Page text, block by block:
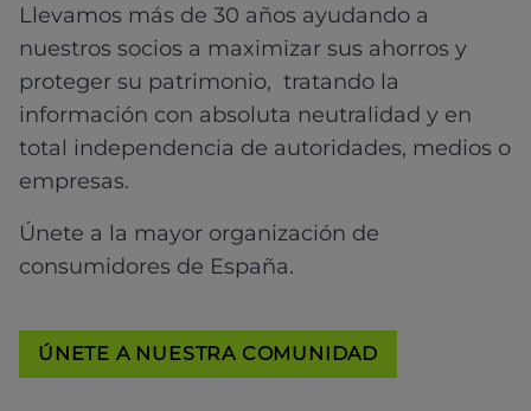
Llevamos más de 30 años ayudando a
nuestros socios a maximizar sus ahorros y
proteger su patrimonio, tratando la
información con absoluta neutralidad y en
total independencia de autoridades, medios o
empresas.
Únete a la mayor organización de
consumidores de España.
ÚNETE A NUESTRA COMUNIDAD